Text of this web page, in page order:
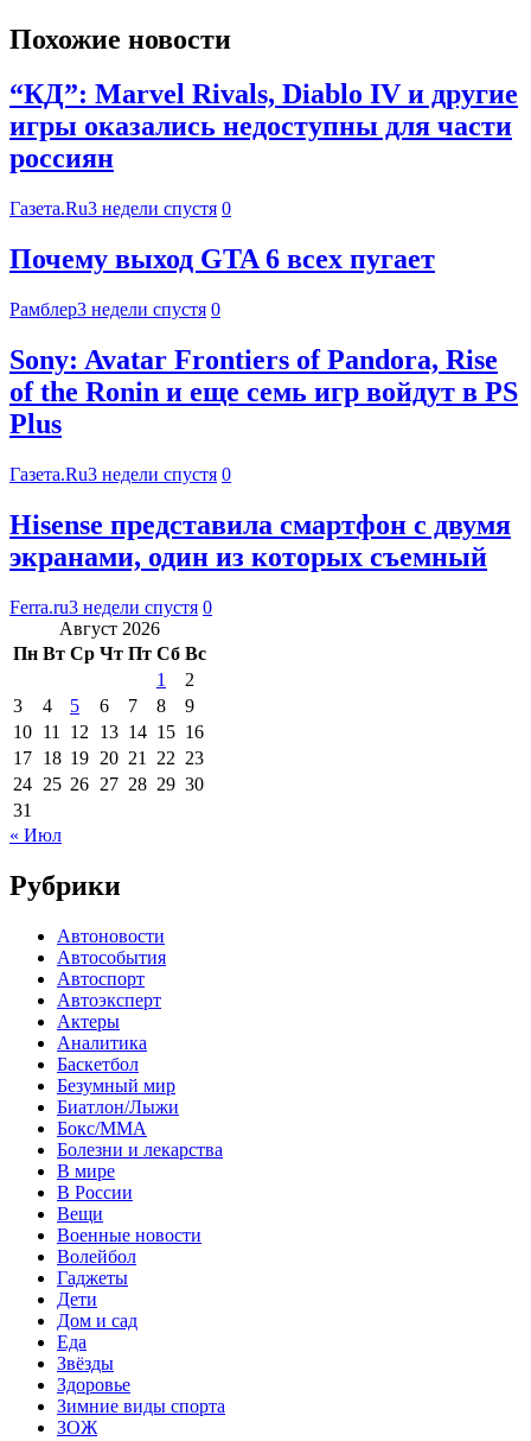
Похожие новости
“КД”: Marvel Rivals, Diablo IV и другие
игры оказались недоступны для части
россиян
Газета.Ru3 недели спустя 0
Почему выход GTA 6 всех пугает
Рамблер3 недели спустя 0
Sony: Avatar Frontiers of Pandora, Rise
of the Ronin и еще семь игр войдут в PS
Plus
Газета.Ru3 недели спустя 0
Hisense представила смартфон с двумя
экранами, один из которых съемный
Ferra.ru3 недели спустя 0
Август 2026
Пн Вт Ср Чт Пт Сб Вс
1
2
3
4 5 6 7 8
9
10 11 12 13 14 15 16
17 18 19 20 21 22 23
24 25 26 27 28 29 30
31
« Июл
Рубрики
Автоновости
Автособытия
Автоспорт
Автоэксперт
Актеры
Аналитика
Баскетбол
Безумный мир
Биатлон/Лыжи
Бокс/MMA
Болезни и лекарства
В мире
В России
Вещи
Военные новости
Волейбол
Гаджеты
Дети
Дом и сад
Еда
Звёзды
Здоровье
Зимние виды спорта
ЗОЖ